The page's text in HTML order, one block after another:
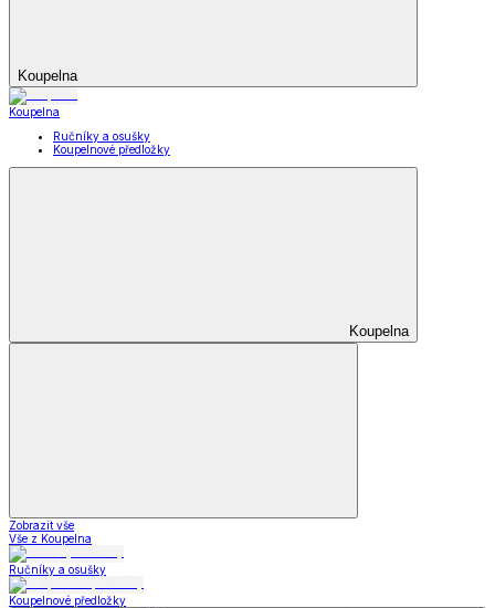
Koupelna
Koupelna
Ručníky a osušky
Koupelnové předložky
Koupelna
Zobrazit vše
Vše z Koupelna
Ručníky a osušky
Koupelnové předložky